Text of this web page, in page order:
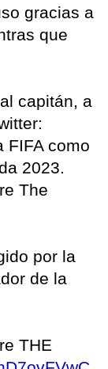
gracias a
que
capitán, a
FIFA como
2023.
The
por la
de la
THE